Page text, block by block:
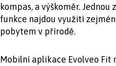
kompas, a výškoměr.
funkce najdou využití
pobytem v přírodě.
Mobilní aplikace Evolveo Fit